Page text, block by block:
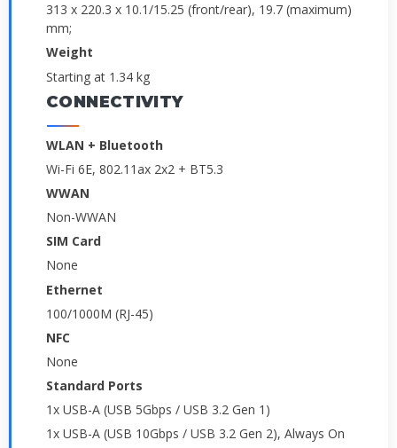
313 x 220.3 x 10.1/15.25 (front/rear), 19.7 (maximum)
mm;
Weight
Starting at 1.34 kg
CONNECTIVITY
WLAN + Bluetooth
Wi-Fi 6E, 802.11ax 2x2 + BT5.3
WWAN
Non-WWAN
SIM Card
None
Ethernet
100/1000M (RJ-45)
NFC
None
Standard Ports
1x USB-A (USB 5Gbps / USB 3.2 Gen 1)
1x USB-A (USB 10Gbps / USB 3.2 Gen 2), Always On